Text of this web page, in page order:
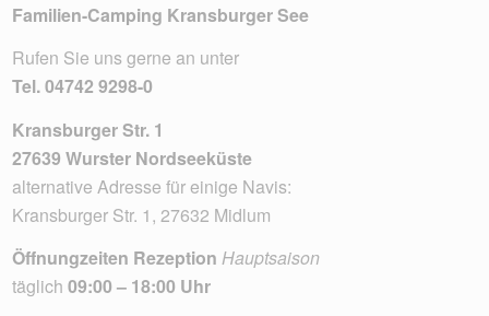
Familien-Camping Kransburger See
Rufen Sie uns gerne an unter
Tel.04742 9298-0
Kransburger Str. 1
27639 Wurster Nordseeküste
alternative Adresse für einige Navis:
Kransburger Str. 1, 27632 Midlum
Öffnungzeiten RezeptionHauptsaison
täglich 09:00 – 18:00 Uhr